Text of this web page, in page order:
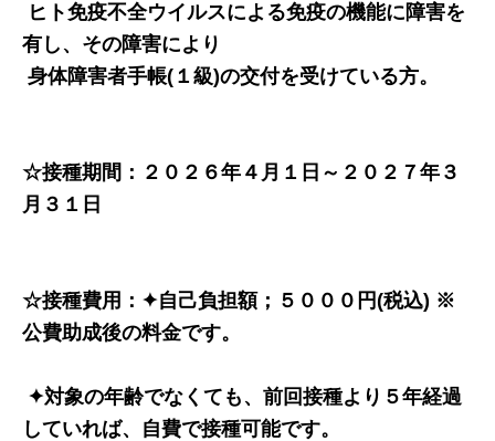
ヒト免疫不全ウイルスによる免疫の機能に障害を
有し、その障害により
身体障害者手帳(１級)の交付を受けている方。
☆接種期間：２０２６年４月１日～２０２７年３
月３１日
☆接種費用：✦自己負担額；５０００円(税込) ※
公費助成後の料金です。
✦対象の年齢でなくても、前回接種より５年経過
していれば、自費で接種可能です。